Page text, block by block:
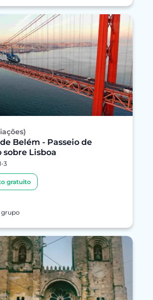
Belém - Passeio de
Lisboa
3
gratuito
grupo